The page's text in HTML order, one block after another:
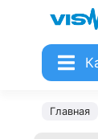
Главная